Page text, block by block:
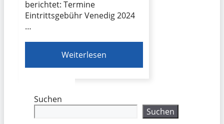
berichtet: Termine
Eintrittsgebühr Venedig 2024
…
Weiterlesen
Suchen
Suchen